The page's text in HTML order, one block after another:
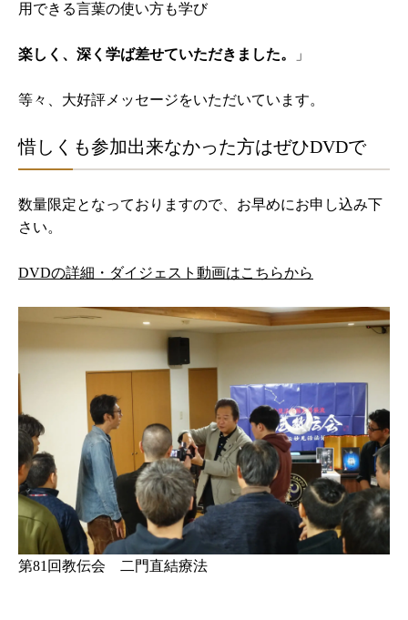
用できる言葉の使い方も学び
楽しく、深く学ば差せていただきました。 」
等々、大好評メッセージをいただいています。
惜しくも参加出来なかった方はぜひDVDで
数量限定となっておりますので、お早めにお申し込み下
さい。
DVDの詳細・ダイジェスト動画はこちらから
第81回教伝会 二門直結療法